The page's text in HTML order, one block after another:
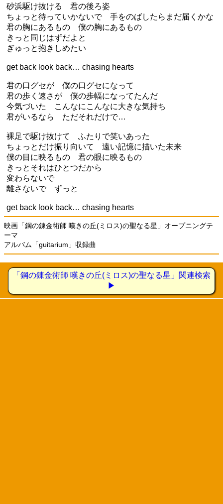
砂浜駆け抜ける 君の後ろ姿
ちょっと待っていかないで 手をのばしたらまだ届くかな
君の胸にあるもの 僕の胸にあるもの
きっと同じはずだよと
ぎゅっと抱きしめたい
get back look back… chasing hearts
君の口グセが 僕の口グセになって
君の歩く速さが 僕の歩幅になってたんだ
今気づいた こんなにこんなに大きな気持ち
君がいるなら ただそれだけで…
裸足で駆け抜けて ふたりで笑いあった
ちょっとだけ振り向いて 遠い記憶に描いた未来
僕の目に映るもの 君の眼に映るもの
きっとそれはひとつだから
変わらないで
離さないで ずっと
get back look back… chasing hearts
映画「鋼の錬金術師 嘆きの丘(ミロス)の聖なる星」オープニングテ
ーマ
アルバム「guitarium」収録曲
「鋼の錬金術師 嘆きの丘(ミロス)の聖なる星」関連検索
▶